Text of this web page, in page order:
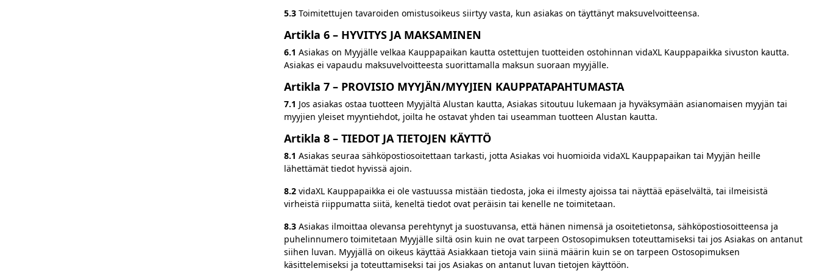
5.3 Toimitettujen tavaroiden omistusoikeus siirtyy vasta, kun asiakas on täyttänyt maksuvelvoitteensa.
Artikla 6 – HYVITYS JA MAKSAMINEN
6.1 Asiakas on Myyjälle velkaa Kauppapaikan kautta ostettujen tuotteiden ostohinnan vidaXL Kauppapaikka sivuston kautta.
Asiakas ei vapaudu maksuvelvoitteesta suorittamalla maksun suoraan myyjälle.
Artikla 7 – PROVISIO MYYJÄN/MYYJIEN KAUPPATAPAHTUMASTA
7.1 Jos asiakas ostaa tuotteen Myyjältä Alustan kautta, Asiakas sitoutuu lukemaan ja hyväksymään asianomaisen myyjän tai
myyjien yleiset myyntiehdot, joilta he ostavat yhden tai useamman tuotteen Alustan kautta.
Artikla 8 – TIEDOT JA TIETOJEN KÄYTTÖ
8.1 Asiakas seuraa sähköpostiosoitettaan tarkasti, jotta Asiakas voi huomioida vidaXL Kauppapaikan tai Myyjän heille
lähettämät tiedot hyvissä ajoin.
8.2 vidaXL Kauppapaikka ei ole vastuussa mistään tiedosta, joka ei ilmesty ajoissa tai näyttää epäselvältä, tai ilmeisistä
virheistä riippumatta siitä, keneltä tiedot ovat peräisin tai kenelle ne toimitetaan.
8.3 Asiakas ilmoittaa olevansa perehtynyt ja suostuvansa, että hänen nimensä ja osoitetietonsa, sähköpostiosoitteensa ja
puhelinnumero toimitetaan Myyjälle siltä osin kuin ne ovat tarpeen Ostosopimuksen toteuttamiseksi tai jos Asiakas on antanut
siihen luvan. Myyjällä on oikeus käyttää Asiakkaan tietoja vain siinä määrin kuin se on tarpeen Ostosopimuksen
käsittelemiseksi ja toteuttamiseksi tai jos Asiakas on antanut luvan tietojen käyttöön.